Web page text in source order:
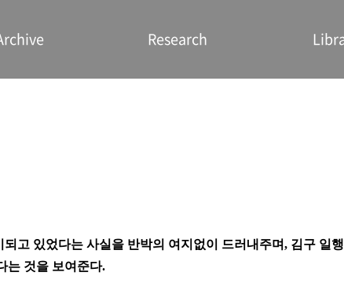
Research
고 있었다는 사실을 반박의 여지없이 드러내주며, 김구 일
는 것을 보여준다.